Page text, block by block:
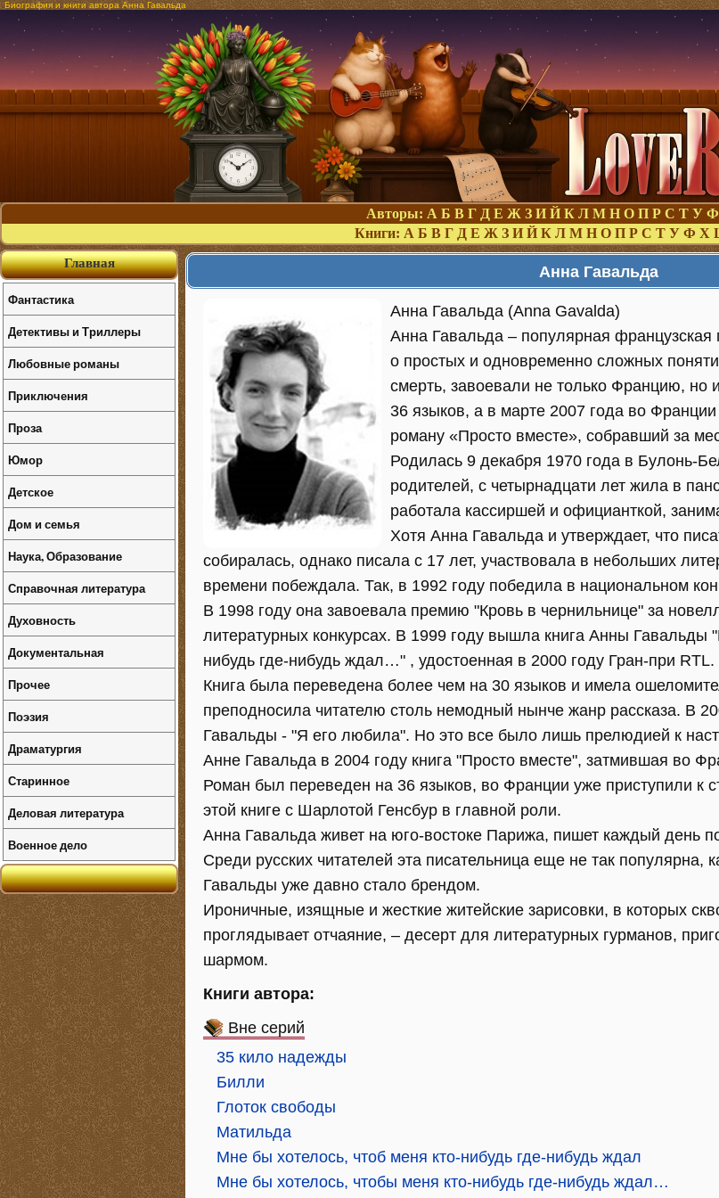
Биография и книги автора Анна Гавальда
Авторы: А Б В Г Д Е Ж З И Й К Л М Н О П Р С Т У Ф
Книги: А Б В Г Д Е Ж З И Й К Л М Н О П Р С Т У Ф Х
Анна Гавальда
Анна Гавальда (Anna Gavalda)
Анна Гавальда – популярная
о простых и одновременно сложных
смерть, завоевали не только Францию, но
36 языков, а в марте 2007 года во
роману «Просто вместе», собравший за
Родилась 9 декабря 1970 года в Булонь-
родителей, с четырнадцати лет жила в
работала кассиршей и официанткой,
Хотя Анна Гавальда и утверждает, что
собиралась, однако писала с 17 лет, участвовала в небольших
времени побеждала. Так, в 1992 году победила в национальном
В 1998 году она завоевала премию "Кровь в чернильнице" за
литературных конкурсах. В 1999 году вышла книга Анны Гавальды
нибудь где-нибудь ждал…" , удостоенная в 2000 году Гран-при RTL.
Книга была переведена более чем на 30 языков и имела
преподносила читателю столь немодный нынче жанр рассказа. В
Гавальды - "Я его любила". Но это все было лишь прелюдией к
Анне Гавальда в 2004 году книга "Просто вместе", затмившая во
Роман был переведен на 36 языков, во Франции уже приступили к
этой книге с Шарлотой Генсбур в главной роли.
Анна Гавальда живет на юго-востоке Парижа, пишет каждый день
Среди русских читателей эта писательница еще не так популярна,
Гавальды уже давно стало брендом.
Ироничные, изящные и жесткие житейские зарисовки, в которых
проглядывает отчаяние, – десерт для литературных гурманов,
шармом.
Книги автора:
Вне серий
35 кило надежды
Билли
Глоток свободы
Матильда
Мне бы хотелось, чтоб меня кто-нибудь где-нибудь ждал
Мне бы хотелось, чтобы меня кто-нибудь где-нибудь ждал…
Главная
Фантастика
Детективы и Триллеры
Любовные романы
Приключения
Проза
Юмор
Детское
Дом и семья
Наука, Образование
Справочная литература
Духовность
Документальная
Прочее
Поэзия
Драматургия
Старинное
Деловая литература
Военное дело